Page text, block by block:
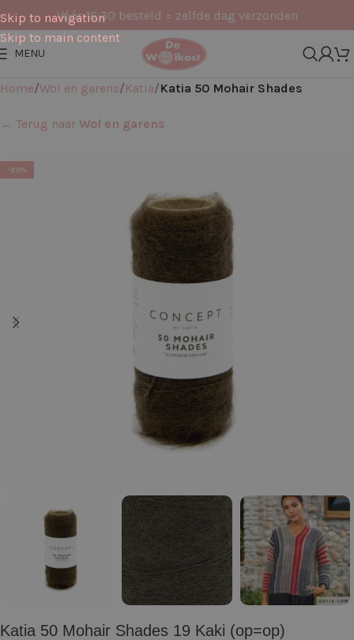
Skip to navigation
Skip to main content
Vóór 16:30 besteld = zelfde dag verzonden
MENU
Home Wol en garens Katia Katia 50 Mohair Shades
← Terug naar Wol en garens
-20%
Katia 50 Mohair Shades 19 Kaki (op=op)